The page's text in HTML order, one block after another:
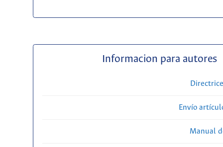
Informacion para autores
Envío
Manual